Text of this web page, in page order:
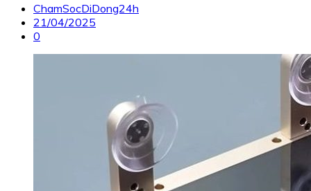
ChamSocDiDong24h
21/04/2025
0